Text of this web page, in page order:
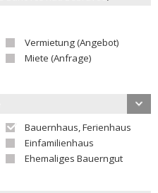
Vermietung (Angebot)
Miete (Anfrage)
Bauernhaus, Ferienhaus
Einfamilienhaus
Ehemaliges Bauerngut